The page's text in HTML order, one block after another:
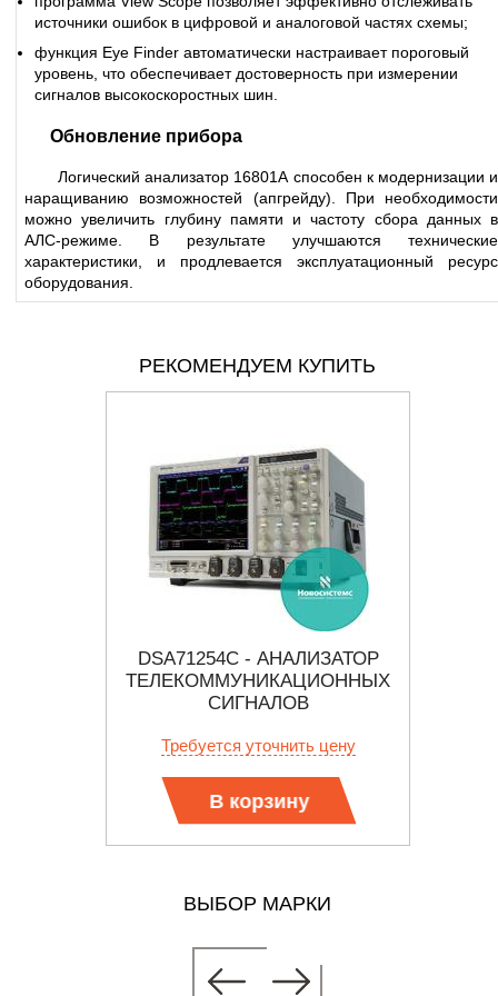
источники ошибок в цифровой и аналоговой частях схемы;
функция Eye Finder автоматически настраивает пороговый
уровень, что обеспечивает достоверность при измерении
сигналов высокоскоростных шин.
Обновление прибора
Логический анализатор 16801А способен к модернизации и
наращиванию возможностей (апгрейду). При необходимости
можно увеличить глубину памяти и частоту сбора данных в
АЛС-режиме. В результате улучшаются технические
характеристики, и продлевается эксплуатационный ресурс
оборудования.
РЕКОМЕНДУЕМ КУПИТЬ
DSA71254C - АНАЛИЗАТОР
ТЕЛЕКОММУНИКАЦИОННЫХ
СИГНАЛОВ
Требуется уточнить цену
В корзину
ВЫБОР МАРКИ